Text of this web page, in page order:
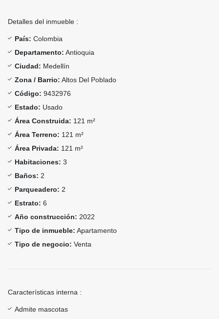
Detalles del inmueble :
País: Colombia
Departamento: Antioquia
Ciudad: Medellín
Zona / Barrio: Altos Del Poblado
Código: 9432976
Estado: Usado
Área Construida: 121 m²
Área Terreno: 121 m²
Área Privada: 121 m²
Habitaciones: 3
Baños: 2
Parqueadero: 2
Estrato: 6
Año construcción: 2022
Tipo de inmueble: Apartamento
Tipo de negocio: Venta
Características interna :
Admite mascotas